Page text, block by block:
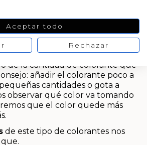
Al ser concentrados cunden
añadir una pequeña cantidad
cualquier preparado. Además
con distintas intensidades de
de la cantidad de colorante que
añadir el colorante poco a
cantidades o gota a
observar qué color va tomando
que el color quede más
de este tipo de colorantes nos
Aceptar todo
Rechazar